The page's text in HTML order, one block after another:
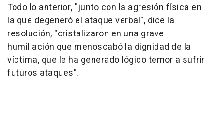
Todo lo anterior, "junto con la agresión física en
la que degeneró el ataque verbal", dice la
resolución, "cristalizaron en una grave
humillación que menoscabó la dignidad de la
víctima, que le ha generado lógico temor a sufrir
futuros ataques".